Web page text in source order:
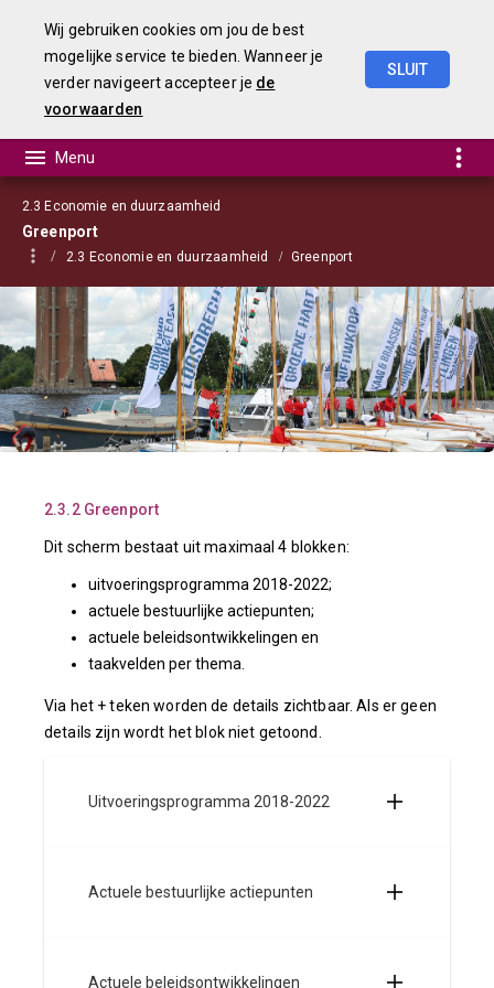
2.3 Economie en duurzaamheid
Greenport
2.3 Economie en duurzaamheid Greenport
2.3.2 Greenport
Dit scherm bestaat uit maximaal 4 blokken:
uitvoeringsprogramma 2018-2022;
actuele bestuurlijke actiepunten;
actuele beleidsontwikkelingen en
taakvelden per thema.
Via het + teken worden de details zichtbaar. Als er geen
details zijn wordt het blok niet getoond.
Uitvoeringsprogramma 2018-2022
Actuele bestuurlijke actiepunten
Actuele beleidsontwikkelingen
Wij gebruiken cookies om jou de best
mogelijke service te bieden. Wanneer je
verder navigeert accepteer je de
voorwaarden
SLUIT